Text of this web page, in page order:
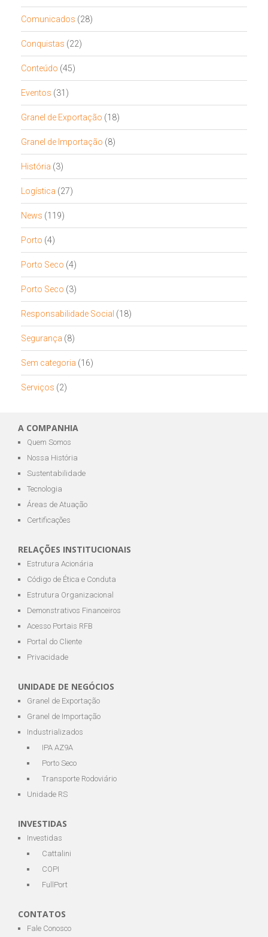
Comunicados (28)
Conquistas (22)
Conteúdo (45)
Eventos (31)
Granel de Exportação (18)
Granel de Importação (8)
História (3)
Logística (27)
News (119)
Porto (4)
Porto Seco (4)
Porto Seco (3)
Responsabilidade Social (18)
Segurança (8)
Sem categoria (16)
Serviços (2)
A COMPANHIA
Quem Somos
Nossa História
Sustentabilidade
Tecnologia
Áreas de Atuação
Certificações
RELAÇÕES INSTITUCIONAIS
Estrutura Acionária
Código de Ética e Conduta
Estrutura Organizacional
Demonstrativos Financeiros
Acesso Portais RFB
Portal do Cliente
Privacidade
UNIDADE DE NEGÓCIOS
Granel de Exportação
Granel de Importação
Industrializados
IPA AZ9A
Porto Seco
Transporte Rodoviário
Unidade RS
INVESTIDAS
Investidas
Cattalini
COPI
FullPort
CONTATOS
Fale Conosco